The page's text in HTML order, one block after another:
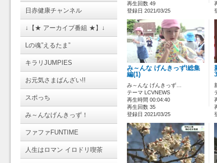
日赤健康チャンネル
↓【★ アーカイブ番組 ★】↓
Lの魂”えるたま”
キラリJUMPIES
お元気さまばんざい!!
スポっち
み～んなげんきっず！
ファファFUNTIME
人生はロマン イロドリ喫茶
再生回数 49
登録日 2021/03/25
み～んな げんきっず!総集
編(1)
み～んな げんきっず…
テーマ LCVNEWS
再生時間 00:04:40
再生回数 35
登録日 2021/03/25